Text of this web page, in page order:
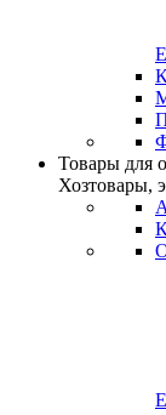
Товары для
Хозтовары,